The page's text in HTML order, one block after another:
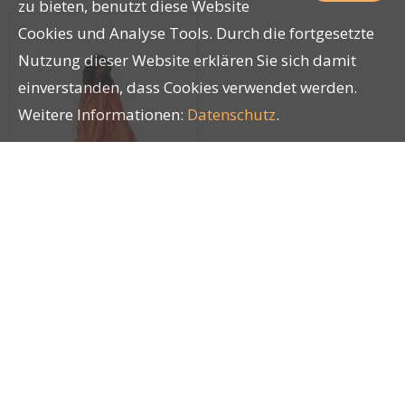
zu bieten, benutzt diese Website
Cookies und Analyse Tools. Durch die fortgesetzte
Nutzung dieser Website erklären Sie sich damit
einverstanden, dass Cookies verwendet werden.
Weitere Informationen: Datenschutz.